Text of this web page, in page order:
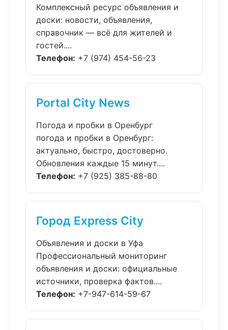
Комплексный ресурс объявления и
доски: новости, объявления,
справочник — всё для жителей и
гостей....
Телефон: +7 (974) 454-56-23
Portal City News
Погода и пробки в Оренбург
погода и пробки в Оренбург:
актуально, быстро, достоверно.
Обновления каждые 15 минут....
Телефон: +7 (925) 385-88-80
Город Express City
Объявления и доски в Уфа
Профессиональный мониторинг
объявления и доски: официальные
источники, проверка фактов....
Телефон: +7-947-614-59-67